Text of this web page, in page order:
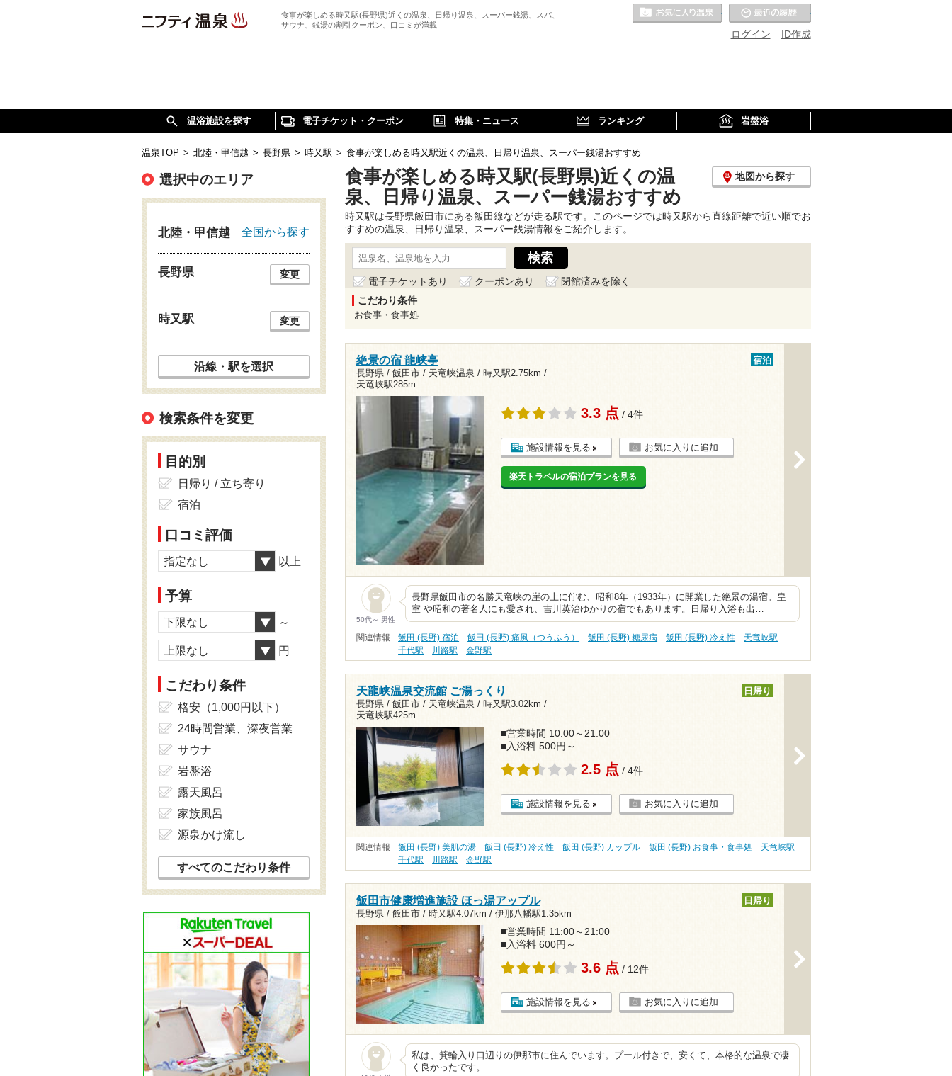
食事が楽しめる時又駅(長野県)近くの温泉、日帰り温泉、スーパー銭湯、スパ、
サウナ、銭湯の割引クーポン、口コミが満載
ID作成
ログイン
お気に入りの温泉
温浴施設を探す 電子チケット・クーポン 特集・ニュース ランキング 岩盤浴
温泉TOP > 北陸・甲信越 > 長野県 > 時又駅 > 食事が楽しめる時又駅近くの温泉、日帰り温泉、スーパー銭湯おすすめ
食事が楽しめる時又駅(長野県)近くの温
泉、日帰り温泉、スーパー銭湯おすすめ
地図から探す
時又駅は長野県飯田市にある飯田線などが走る駅です。このページでは時又駅から直線距離で近い順でお
すすめの温泉、日帰り温泉、スーパー銭湯情報をご紹介します。
電子チケットあり クーポンあり
閉館済みを除く
こだわり条件
お食事・食事処
絶景の宿 龍峡亭
長野県 / 飯田市 / 天竜峡温泉 / 時又駅2.75km /
天竜峡駅285m
宿泊
3.3 点 / 4件
施設情報を見る お気に入りに追加
楽天トラベルの宿泊プランを見る
50代～ 男性
長野県飯田市の名勝天竜峡の崖の上に佇む、昭和8年（1933年）に開業した絶景の湯宿。皇
室 や昭和の著名人にも愛され、吉川英治ゆかりの宿でもあります。日帰り入浴も出…
関連情報 飯田 (長野) 宿泊 飯田 (長野) 痛風（つうふう） 飯田 (長野) 糖尿病 飯田 (長野) 冷え性
天竜峡駅
千代駅
川路駅 金野駅
天龍峡温泉交流館 ご湯っくり
長野県 / 飯田市 / 天竜峡温泉 / 時又駅3.02km /
天竜峡駅425m
日帰り
■営業時間 10:00～21:00
■入浴料 500円～
2.5 点 / 4件
施設情報を見る お気に入りに追加
関連情報 飯田 (長野) 美肌の湯 飯田 (長野) 冷え性 飯田 (長野) カップル 飯田 (長野) お食事・食事処
天竜峡駅
千代駅
川路駅 金野駅
飯田市健康増進施設 ほっ湯アップル
長野県 / 飯田市 / 時又駅4.07km / 伊那八幡駅1.35km
日帰り
■営業時間 11:00～21:00
■入浴料 600円～
3.6 点 / 12件
施設情報を見る お気に入りに追加
私は、箕輪入り口辺りの伊那市に住んでいます。プール付きで、安くて、本格的な温泉で凄
く良かったです。
選択中のエリア
北陸・甲信越 全国から探す
長野県 変更
時又駅 変更
沿線・駅を選択
検索条件を変更
目的別
日帰り / 立ち寄り
宿泊
口コミ評価
指定なし 以上
予算
下限なし ～
上限なし 円
こだわり条件
格安（1,000円以下）
24時間営業、深夜営業
サウナ
岩盤浴
露天風呂
家族風呂
源泉かけ流し
すべてのこだわり条件